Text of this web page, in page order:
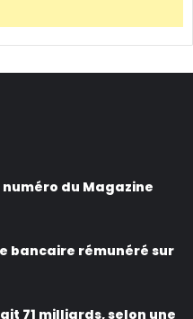
du Magazine
bancaire rémunéré sur
71 milliards, selon une